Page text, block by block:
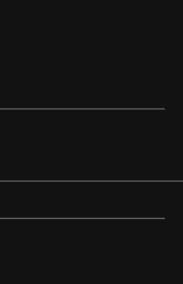
ン/[ピーチ]ピーチオ
馬肉酒場 馬